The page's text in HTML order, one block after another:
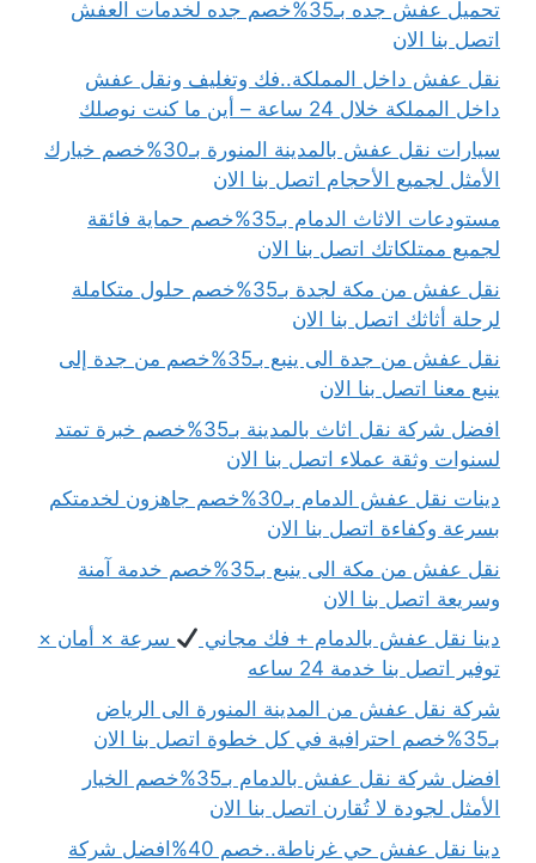
تحميل عفش جده بـ35%خصم جده لخدمات العفش
اتصل بنا الان
نقل عفش داخل المملكة..فك وتغليف ونقل عفش
داخل المملكة خلال 24 ساعة – أين ما كنت نوصلك
سيارات نقل عفش بالمدينة المنورة بـ30%خصم خيارك
الأمثل لجميع الأحجام اتصل بنا الان
مستودعات الاثاث الدمام بـ35%خصم حماية فائقة
لجميع ممتلكاتك اتصل بنا الان
نقل عفش من مكة لجدة بـ35%خصم حلول متكاملة
لرحلة أثاثك اتصل بنا الان
نقل عفش من جدة الى ينبع بـ35%خصم من جدة إلى
ينبع معنا اتصل بنا الان
افضل شركة نقل اثاث بالمدينة بـ35%خصم خبرة تمتد
لسنوات وثقة عملاء اتصل بنا الان
دينات نقل عفش الدمام بـ30%خصم جاهزون لخدمتكم
بسرعة وكفاءة اتصل بنا الان
نقل عفش من مكة الى ينبع بـ35%خصم خدمة آمنة
وسريعة اتصل بنا الان
دينا نقل عفش بالدمام + فك مجاني
سرعة × أمان ×
توفير اتصل بنا خدمة 24 ساعه
شركة نقل عفش من المدينة المنورة الى الرياض
بـ35%خصم احترافية في كل خطوة اتصل بنا الان
افضل شركة نقل عفش بالدمام بـ35%خصم الخيار
الأمثل لجودة لا تُقارن اتصل بنا الان
دينا نقل عفش حي غرناطة..خصم 40%افضل شركة